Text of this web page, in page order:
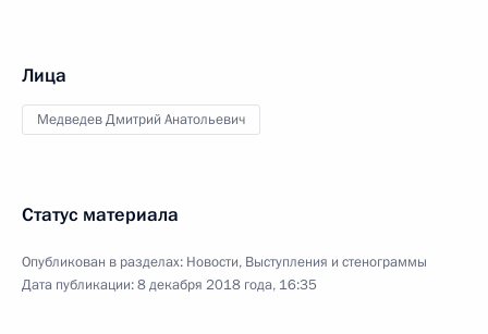
Лица
Медведев Дмитрий Анатольевич
Статус материала
Опубликован в разделах: Новости, Выступления и стенограммы
Дата публикации:8 декабря 2018 года, 16:35